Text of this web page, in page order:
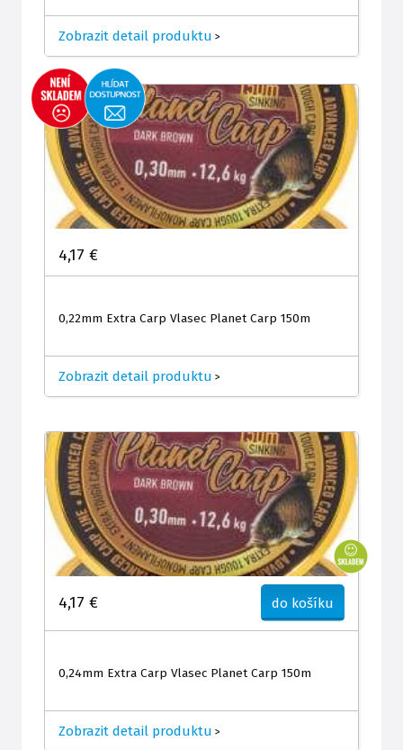
Zobrazit detail produktu >
4,17 €
0,22mm Extra Carp Vlasec Planet Carp 150m
Zobrazit detail produktu >
4,17 € do košíku
0,24mm Extra Carp Vlasec Planet Carp 150m
Zobrazit detail produktu >